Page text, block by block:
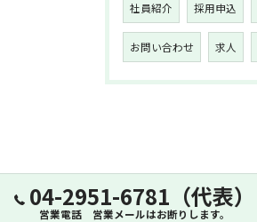
社員紹介 採用申込
お問い合わせ 求人
04-2951-6781（代表）
営業電話 営業メールはお断りします。